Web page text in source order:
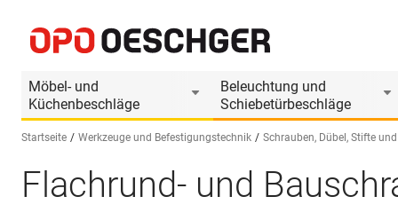
Möbel- und
Küchenbeschläge
Beleuchtung und
Schiebetürbeschläge
Sprache wählen (DE)
Startseite Werkzeuge und Befestigungstechnik Schrauben, Dübel, Stifte
Flachrund- und